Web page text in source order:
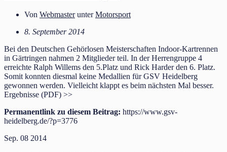
Von WebmasterunterMotorsport
8. September 2014
Bei den Deutschen Gehörlosen Meisterschaften Indoor-Kar​trennen
in Gärtringen nahmen 2 Mitglieder teil. In der Herrengruppe 4
erreichte Ralph Willems den 5.Platz und Rick Harder den 6. Platz.
Somit konnten diesmal keine Medallien für GSV Heidelberg
gewonnen werden. Vielleicht klappt es beim nächsten Mal besser.
Ergebnisse (PDF) >>
Permanentlink zu diesem Beitrag: https://www.gsv-
heidelberg.de/?p=3776
Sep. 08 2014